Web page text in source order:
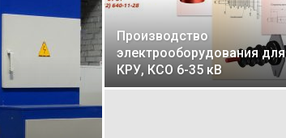
Производство
электрооборудования для
КРУ, КСО 6-35 кВ